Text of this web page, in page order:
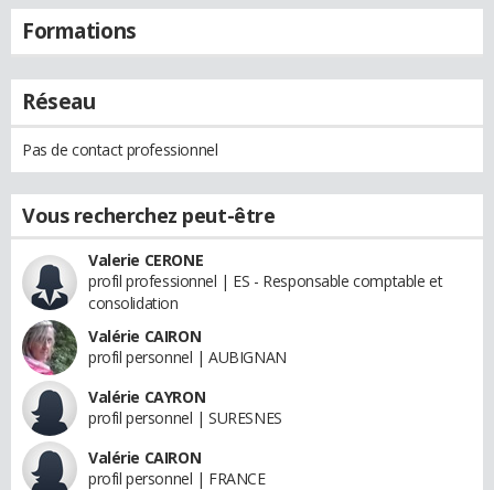
Formations
Réseau
Pas de contact professionnel
Vous recherchez peut-être
Valerie CERONE
profil professionnel | ES - Responsable comptable et
consolidation
Valérie CAIRON
profil personnel | AUBIGNAN
Valérie CAYRON
profil personnel | SURESNES
Valérie CAIRON
profil personnel | FRANCE